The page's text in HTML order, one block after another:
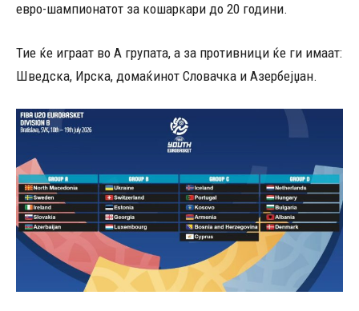
евро-шампионатот за кошаркари до 20 години.
Тие ќе играат во A групата, а за противници ќе ги имаат:
Шведска, Ирска, домаќинот Словачка и Азербејџан.